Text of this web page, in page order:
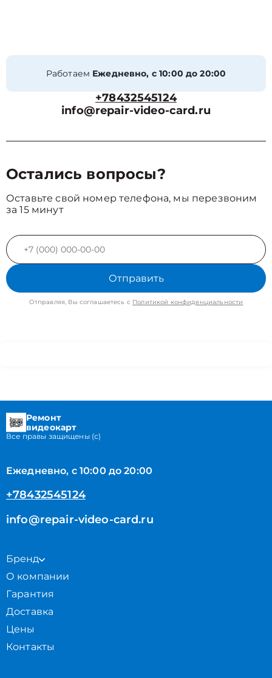
Работаем Ежедневно, с 10:00 до 20:00
+78432545124
info@repair-video-card.ru
Остались вопросы?
Оставьте свой номер телефона, мы перезвоним
за 15 минут
Отправить
Отправляя, Вы соглашаетесь с Политикой конфиденциальности
Ремонт
видеокарт
Все правы защищены (с)
Ежедневно, с 10:00 до 20:00
+78432545124
info@repair-video-card.ru
Бренд
О компании
Гарантия
Доставка
Цены
Контакты